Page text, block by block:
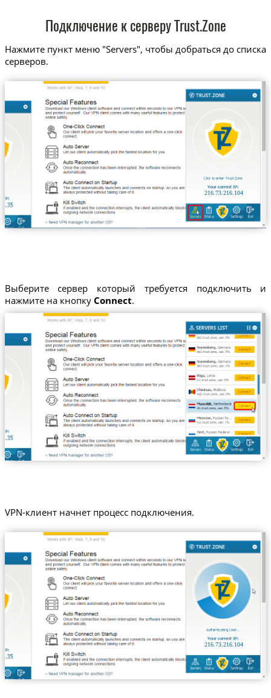
Подключение к серверу Trust.Zone
Нажмите пункт меню "Servers", чтобы добраться до списка
серверов.
216.73.216.104
Выберите сервер который требуется подключить и
нажмите на кнопку Connect.
VPN-клиент начнет процесс подключения.
216.73.216.104